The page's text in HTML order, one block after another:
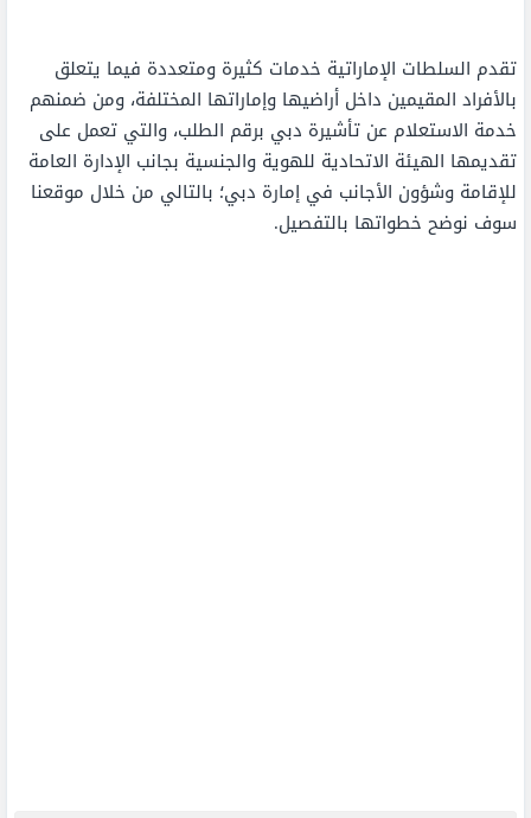
تقدم السلطات الإماراتية خدمات كثيرة ومتعددة فيما يتعلق
بالأفراد المقيمين داخل أراضيها وإماراتها المختلفة، ومن ضمنهم
خدمة الاستعلام عن تأشيرة دبي برقم الطلب، والتي تعمل على
تقديمها الهيئة الاتحادية للهوية والجنسية بجانب الإدارة العامة
للإقامة وشؤون الأجانب في إمارة دبي؛ بالتالي من خلال موقعنا
سوف نوضح خطواتها بالتفصيل.